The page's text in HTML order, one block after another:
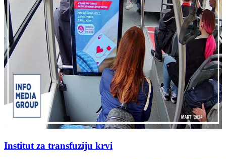
Institut za transfuziju krvi